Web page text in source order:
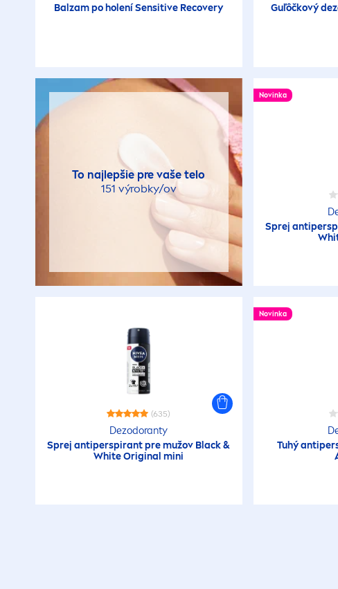
Balzam po holeníSensitive Recovery
Guľôčkový
To najlepšie pre vaše telo
151 výrobky/ov
Novinka
Sprej
(635)
Dezodoranty
Sprej antiperspirant pre mužov Black&
WhiteOriginal mini
Novinka
Tuhý